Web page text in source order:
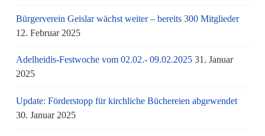
Bürgerverein Geislar wächst weiter – bereits 300 Mitglieder
12. Februar 2025
Adelheidis-Festwoche vom 02.02.- 09.02.2025 31. Januar
2025
Update: Förderstopp für kirchliche Büchereien abgewendet
30. Januar 2025